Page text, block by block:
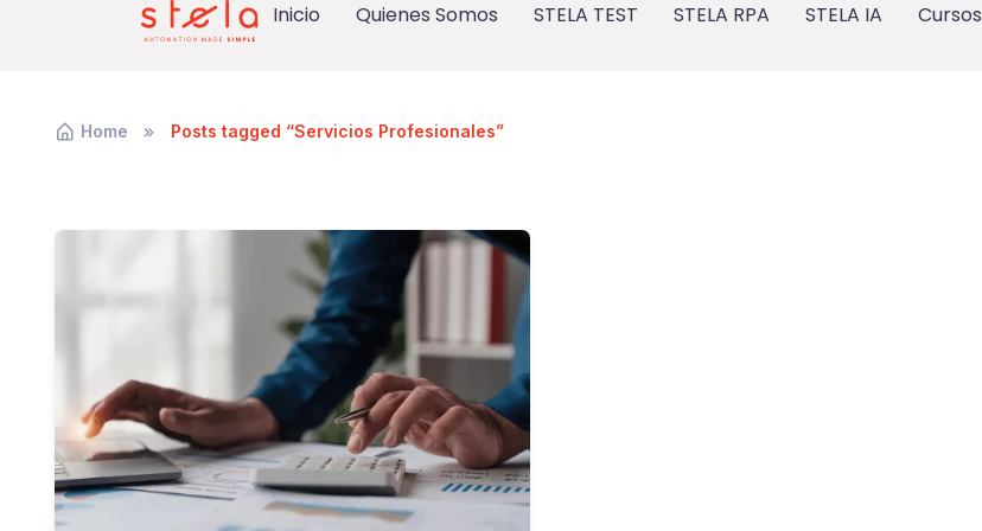
Inicio Quienes Somos STELA TEST STELA RPA STELA IA Cursos
Home Posts tagged “Servicios Profesionales”